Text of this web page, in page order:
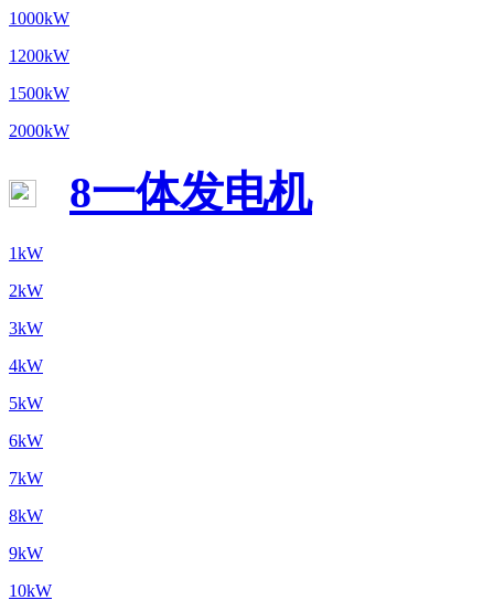
1000kW
1200kW
1500kW
2000kW
8一体发电机
1kW
2kW
3kW
4kW
5kW
6kW
7kW
8kW
9kW
10kW